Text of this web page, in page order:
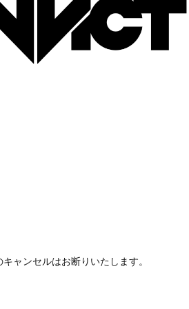
ャンセルはお断りいたします。